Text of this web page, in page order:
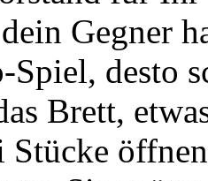
Gegner
Spiel, desto
Brett,
Stücke